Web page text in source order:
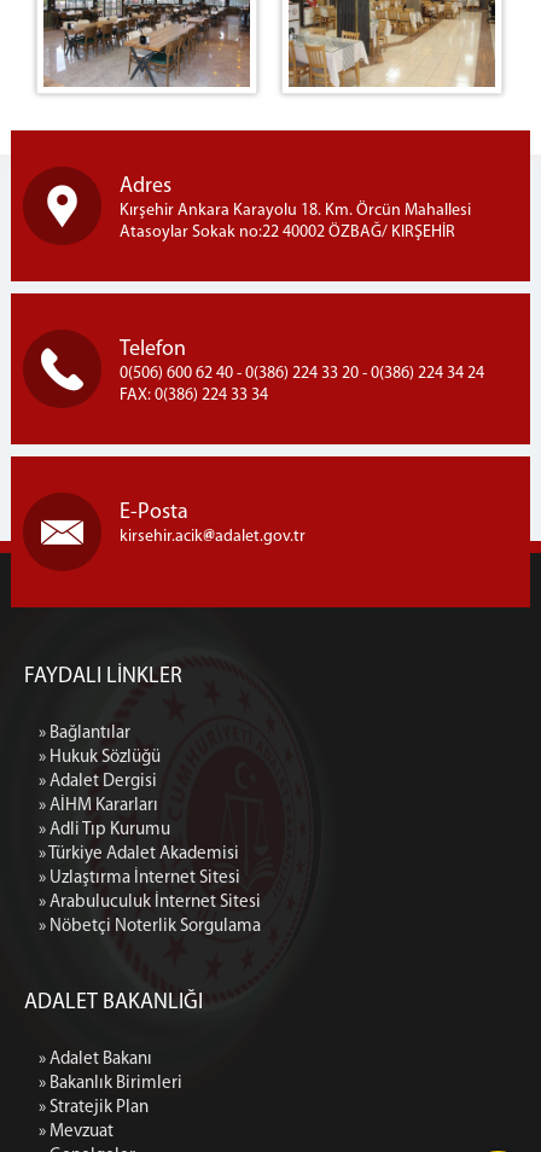
Adres
Kırşehir Ankara Karayolu 18. Km. Örcün Mahallesi
Atasoylar Sokak no:22 40002 ÖZBAĞ/ KIRŞEHİR
Telefon
0(506) 600 62 40 - 0(386) 224 33 20 - 0(386) 224 34 24
FAX: 0(386) 224 33 34
E-Posta
kirsehir.acik adalet.gov.tr
FAYDALI LİNKLER
» Bağlantılar
» Hukuk Sözlüğü
» Adalet Dergisi
» AİHM Kararları
» Adli Tıp Kurumu
» Türkiye Adalet Akademisi
» Uzlaştırma İnternet Sitesi
» Arabuluculuk İnternet Sitesi
» Nöbetçi Noterlik Sorgulama
ADALET BAKANLIĞI
» Adalet Bakanı
» Bakanlık Birimleri
» Stratejik Plan
» Mevzuat